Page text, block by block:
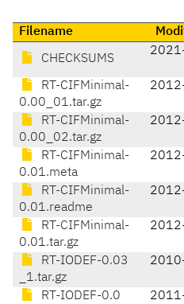
Filename
CHECKSUMS
RT-CIFMinimal-
0.00_01.tar.gz
RT-CIFMinimal-
0.00_02.tar.gz
RT-CIFMinimal-
0.01.meta
RT-CIFMinimal-
0.01.readme
RT-CIFMinimal-
0.01.tar.gz
RT-IODEF-0.03
_1.tar.gz
RT-IODEF-0.0